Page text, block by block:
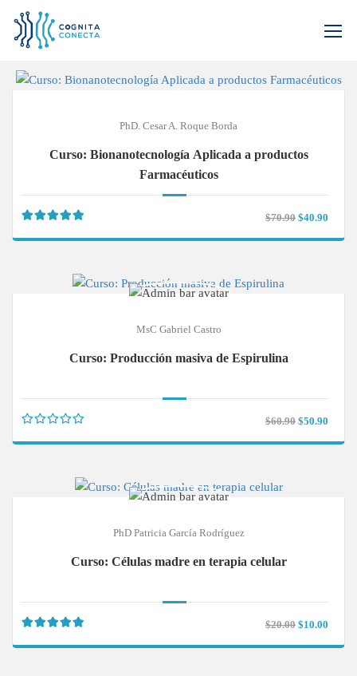
Inicio
PhD. Cesar A. Roque Borda
Curso: Bionanotecnología Aplicada a productos
Farmacéuticos
$70.90 $40.90
MsC Gabriel Castro
Curso: Producción masiva de Espirulina
$60.90 $50.90
PhD Patricia García Rodríguez
Curso: Células madre en terapia celular
$20.00 $10.00